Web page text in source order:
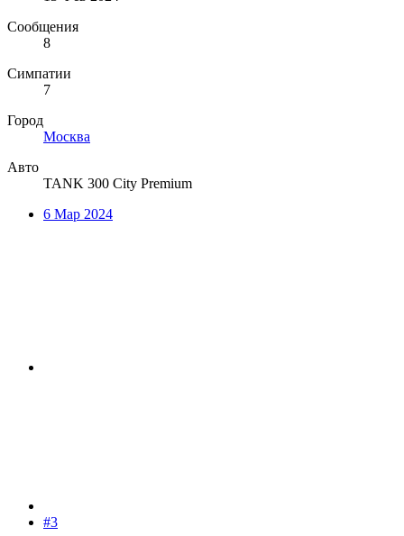
Сообщения
8
Симпатии
7
Город
Москва
Авто
TANK 300 City Premium
6 Мар 2024
#3